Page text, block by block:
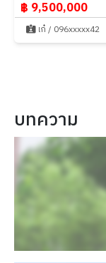
฿ 9,500,000
เก๋ / 096xxxxx42
บทความ